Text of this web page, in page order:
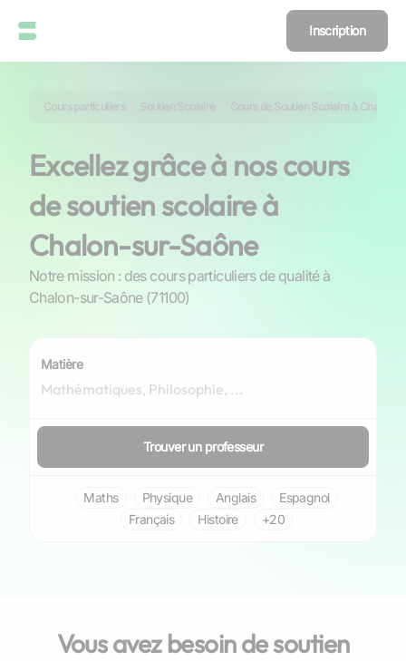
Inscription
Cours particuliers Soutien Scolaire Cours de Soutien Scolaire à Chalon-
Excellez grâce à nos cours
de soutien scolaire à
Chalon-sur-Saône
Notre mission : des cours particuliers de qualité à
Chalon-sur-Saône (71100)
Matière
Trouver un professeur
Maths Physique Anglais
Espagnol
Français
Histoire +20
Vous avez besoin de soutien